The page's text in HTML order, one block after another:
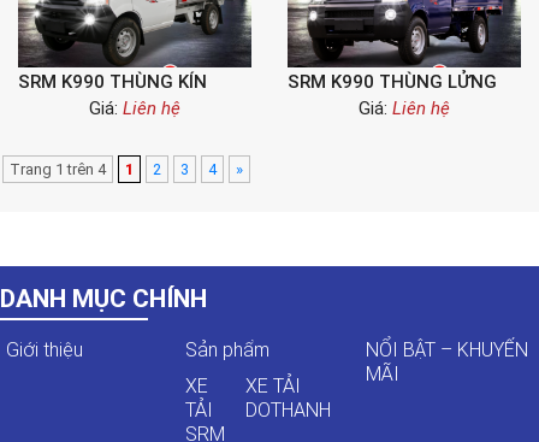
SRM K990 THÙNG KÍN
Giá: Liên hệ
SRM K990 THÙNG LỬNG
Giá: Liên hệ
Trang 1 trên 4 1 2 3 4 »
DANH MỤC CHÍNH
Giới thiệu
Sản phẩm
XE
TẢI
SRM
XE TẢI
DOTHANH
NỔI BẬT – KHUYẾN
MÃI